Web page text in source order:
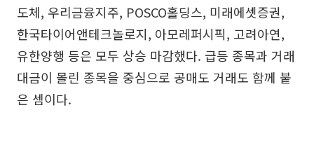
도체, 우리금융지주, POSCO홀딩스, 미래에셋증권,
한국타이어앤테크놀로지, 아모레퍼시픽, 고려아연,
유한양행 등은 모두 상승 마감했다. 급등 종목과 거래
대금이 몰린 종목을 중심으로 공매도 거래도 함께 붙
은 셈이다.